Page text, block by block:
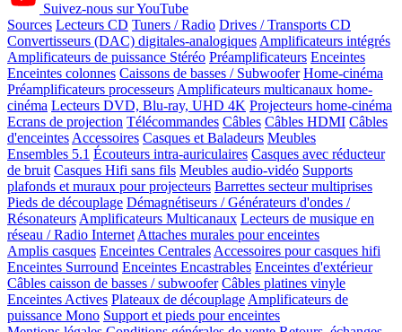
Suivez-nous sur YouTube
Sources Lecteurs CD Tuners / Radio Drives / Transports CD
Convertisseurs (DAC) digitales-analogiques Amplificateurs intégrés
Amplificateurs de puissance Stéréo Préamplificateurs Enceintes
Enceintes colonnes Caissons de basses / Subwoofer Home-cinéma
Préamplificateurs processeurs Amplificateurs multicanaux home-
cinéma Lecteurs DVD, Blu-ray, UHD 4K Projecteurs home-cinéma
Ecrans de projection Télécommandes Câbles Câbles HDMI Câbles
d'enceintes Accessoires Casques et Baladeurs Meubles
Ensembles 5.1 Écouteurs intra-auriculaires Casques avec réducteur
de bruit Casques Hifi sans fils Meubles audio-vidéo Supports
plafonds et muraux pour projecteurs Barrettes secteur multiprises
Pieds de découplage Démagnétiseurs / Générateurs d'ondes /
Résonateurs Amplificateurs Multicanaux Lecteurs de musique en
réseau / Radio Internet Attaches murales pour enceintes
Amplis casques Enceintes Centrales Accessoires pour casques hifi
Enceintes Surround Enceintes Encastrables Enceintes d'extérieur
Câbles caisson de basses / subwoofer Câbles platines vinyle
Enceintes Actives Plateaux de découplage Amplificateurs de
puissance Mono Support et pieds pour enceintes